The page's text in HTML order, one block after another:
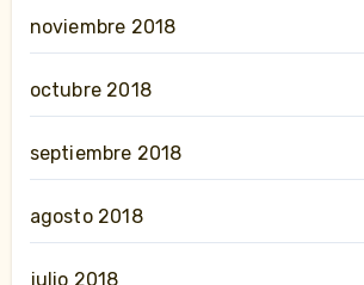
noviembre 2018
octubre 2018
septiembre 2018
agosto 2018
julio 2018